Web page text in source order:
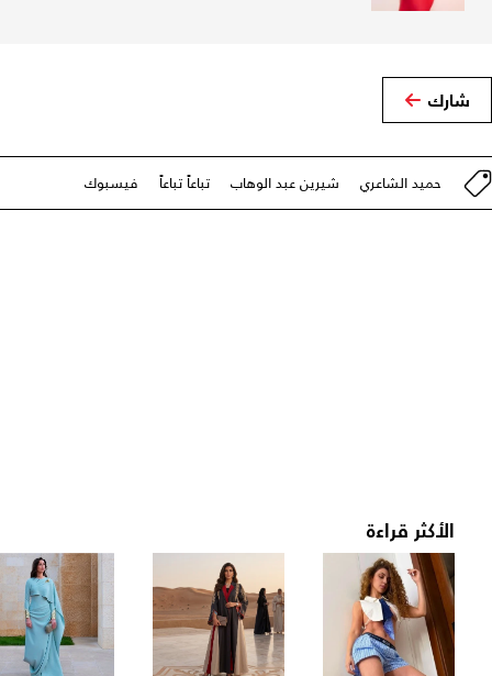
شارك
حميد الشاعري شيرين عبد الوهاب تباعاً تباعاً فيسبوك
الأكثر قراءة